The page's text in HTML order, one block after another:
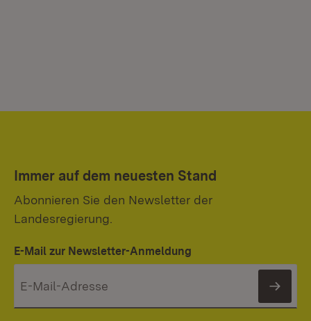
Immer auf dem neuesten Stand
Abonnieren Sie den Newsletter der
Landesregierung.
E-Mail zur Newsletter-Anmeldung